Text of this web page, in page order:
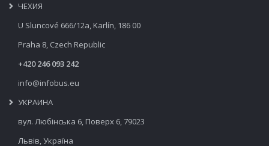
ЧЕХИЯ
U Sluncové 666/12a, Karlín, 186 00
Praha 8, Czech Republic
+420 246 093 242
info@infobus.eu
УКРАИНА
вул. Любінська 6, Поверх 6, 79023
Львів, Україна